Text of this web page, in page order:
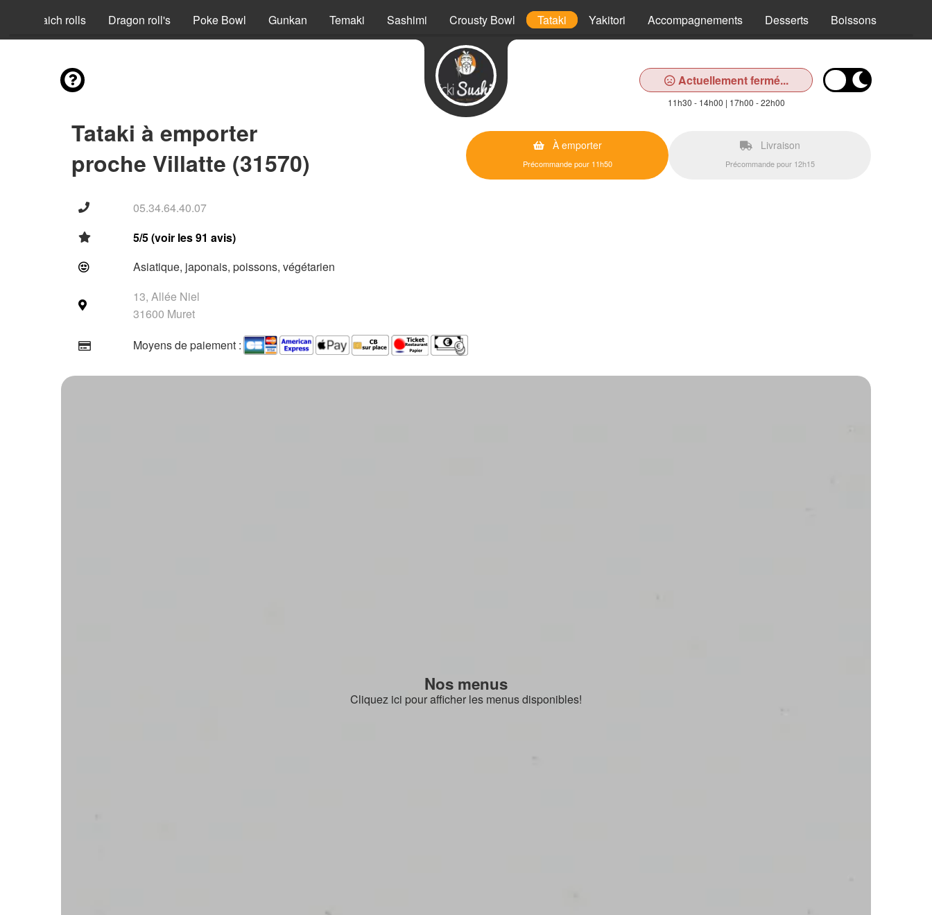
Fraich rolls Dragon roll's Poke Bowl Gunkan Temaki Sashimi Crousty Bowl Tataki Yakitori Accompagnements Desserts Boissons
Actuellement fermé...
11h30 - 14h00 | 17h00 - 22h00
Tataki à emporter
proche Villatte (31570)
À emporter
Précommande pour 11h50
Livraison
Précommande pour 12h15
05.34.64.40.07
5/5 (voir les 91 avis)
Asiatique, japonais, poissons, végétarien
13, Allée Niel
31600 Muret
Moyens de paiement :
Nos menus
Cliquez ici pour afficher les menus disponibles!